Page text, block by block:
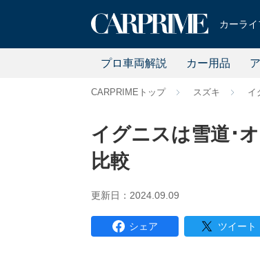
カーラ
プロ車両解説 カー用品
CARPRIMEトップ スズキ イ
イグニスは雪道･
比較
更新日：2024.09.09
シェア ツイート